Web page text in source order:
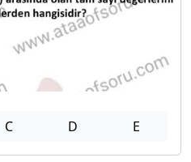
C D E